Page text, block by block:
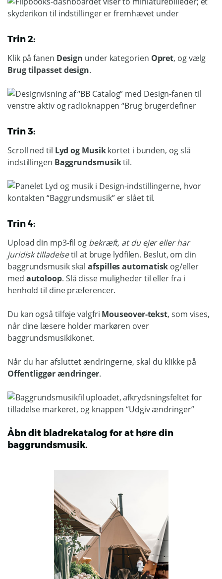
Trin 2:
Klik på fanen Design under kategorien Opret, og vælg
Brug tilpasset design.
Trin 3:
Scroll ned til Lyd og Musikkortet i bunden, og slå
indstillingen Baggrundsmusiktil.
Trin 4:
Upload din mp3-fil og bekræft, at du ejer eller har
juridisk tilladelsetil at bruge lydfilen. Beslut, om din
baggrundsmusik skalafspilles automatisk og/eller
med autoloop. Slå disse muligheder til eller fra i
henhold til dine præferencer.
Du kan også tilføje valgfri Mouseover-tekst, som vises,
når dine læsere holder markøren over
baggrundsmusikikonet.
Når du har afsluttet ændringerne, skal du klikke på
Offentliggør ændringer.
Åbn dit bladrekatalog for at høre din
baggrundsmusik.